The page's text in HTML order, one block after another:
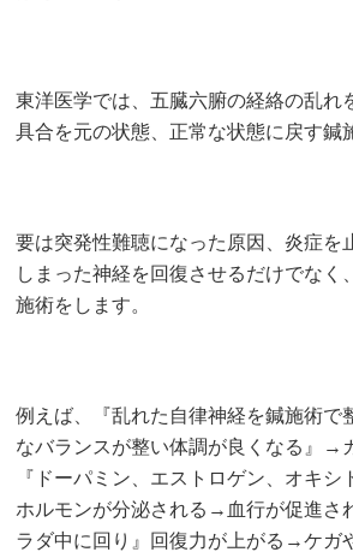
東洋医学では、五臓六腑の経絡の乱れ
具合を元の状態、正常な状態に戻す鍼
要は突発性難聴になった原因、炎症を
しまった神経を回復させるだけでなく
施術をします。
例えば、『乱れた自律神経を鍼施術
なバランスが整い体調が良くなる』→
『ドーパミン、エストロゲン、オキ
ホルモンが分泌される→血行が促進さ
ラダ中に回り』回復力が上がる→ケガ